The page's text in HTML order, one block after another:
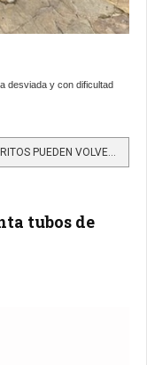
desviada y con dificultad
tubos de